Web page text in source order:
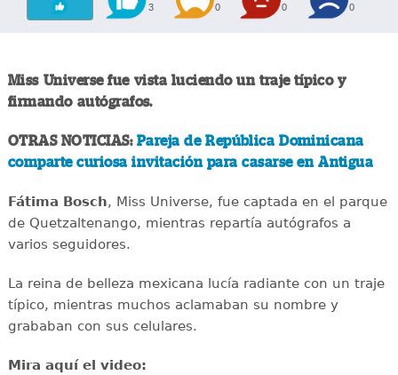
3 0 0 0
Miss Universe fue vista luciendo un traje típico y
firmando autógrafos.
OTRAS NOTICIAS: Pareja de República Dominicana
comparte curiosa invitación para casarse en Antigua
Fátima Bosch, Miss Universe, fue captada en el parque
de Quetzaltenango, mientras repartía autógrafos a
varios seguidores.
La reina de belleza mexicana lucía radiante con un traje
típico, mientras muchos aclamaban su nombre y
grababan con sus celulares.
Mira aquí el video: